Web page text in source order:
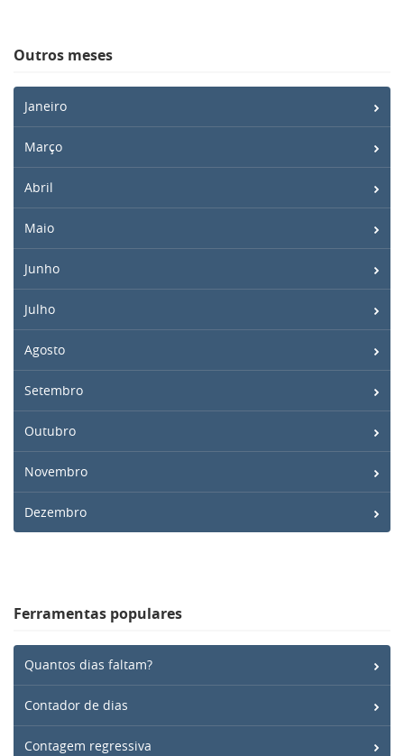
Outros meses
Janeiro
Março
Abril
Maio
Junho
Julho
Agosto
Setembro
Outubro
Novembro
Dezembro
Ferramentas populares
Quantos dias faltam?
Contador de dias
Contagem regressiva